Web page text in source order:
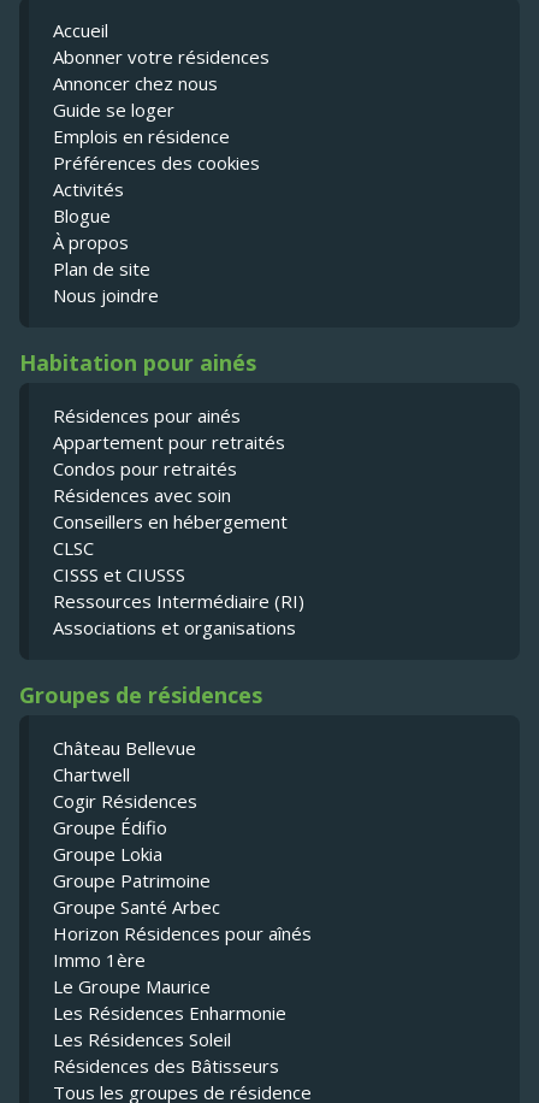
Accueil
Abonner votre résidences
Annoncer chez nous
Guide se loger
Emplois en résidence
Préférences des cookies
Activités
Blogue
À propos
Plan de site
Nous joindre
Habitation pour ainés
Résidences pour ainés
Appartement pour retraités
Condos pour retraités
Résidences avec soin
Conseillers en hébergement
CLSC
CISSS et CIUSSS
Ressources Intermédiaire (RI)
Associations et organisations
Groupes de résidences
Château Bellevue
Chartwell
Cogir Résidences
Groupe Édifio
Groupe Lokia
Groupe Patrimoine
Groupe Santé Arbec
Horizon Résidences pour aînés
Immo 1ère
Le Groupe Maurice
Les Résidences Enharmonie
Les Résidences Soleil
Résidences des Bâtisseurs
Tous les groupes de résidence